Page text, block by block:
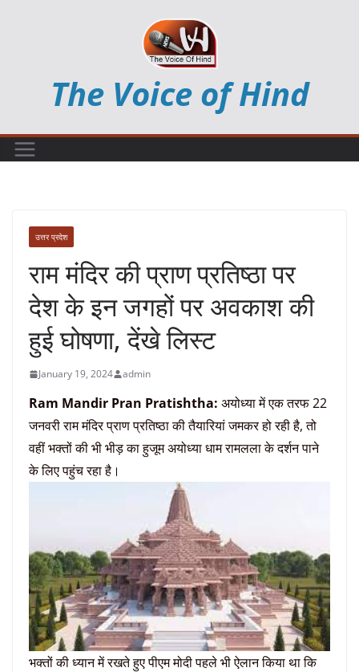
The Voice of Hind
उत्तर प्रदेश
राम मंदिर की प्राण प्रतिष्ठा पर
देश के इन जगहों पर अवकाश की
हुई घोषणा, देंखे लिस्ट
January 19, 2024 admin
Ram Mandir Pran Pratishtha: अयोध्या में एक तरफ 22
जनवरी राम मंदिर प्राण प्रतिष्ठा की तैयारियां जमकर हो रही है, तो
वहीं भक्तों की भी भीड़ का हुजूम अयोध्या धाम रामलला के दर्शन पाने
के लिए पहुंच रहा है।
भक्तों की ध्यान में रखते हुए पीएम मोदी पहले भी ऐलान किया था कि